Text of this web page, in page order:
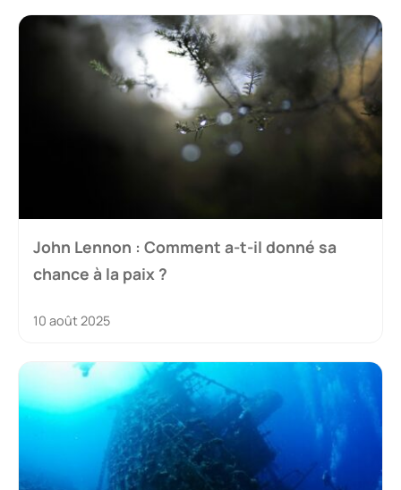
John Lennon : Comment a-t-il donné sa
chance à la paix ?
10 août 2025